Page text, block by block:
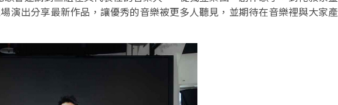
演出分享最新作品，讓優秀的音樂被更多人聽見，並期待在音樂裡與大家產